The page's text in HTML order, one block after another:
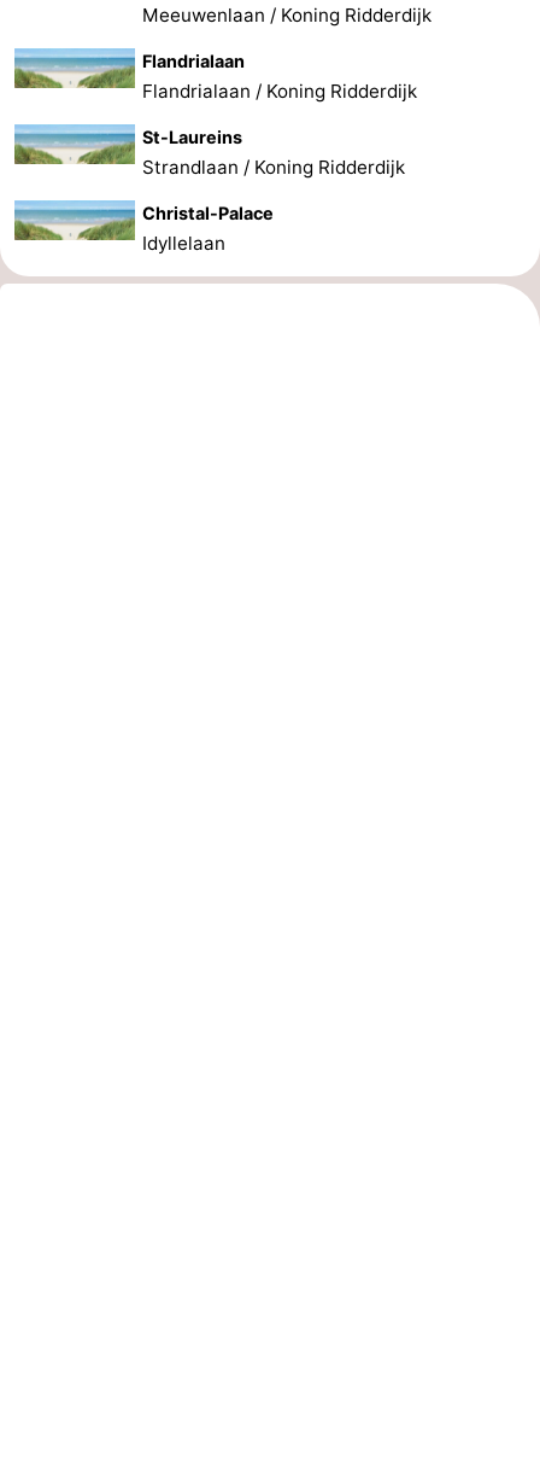
Meeuwenlaan / Koning Ridderdijk
Flandrialaan
Flandrialaan / Koning Ridderdijk
St-Laureins
Strandlaan / Koning Ridderdijk
Christal-Palace
Idyllelaan